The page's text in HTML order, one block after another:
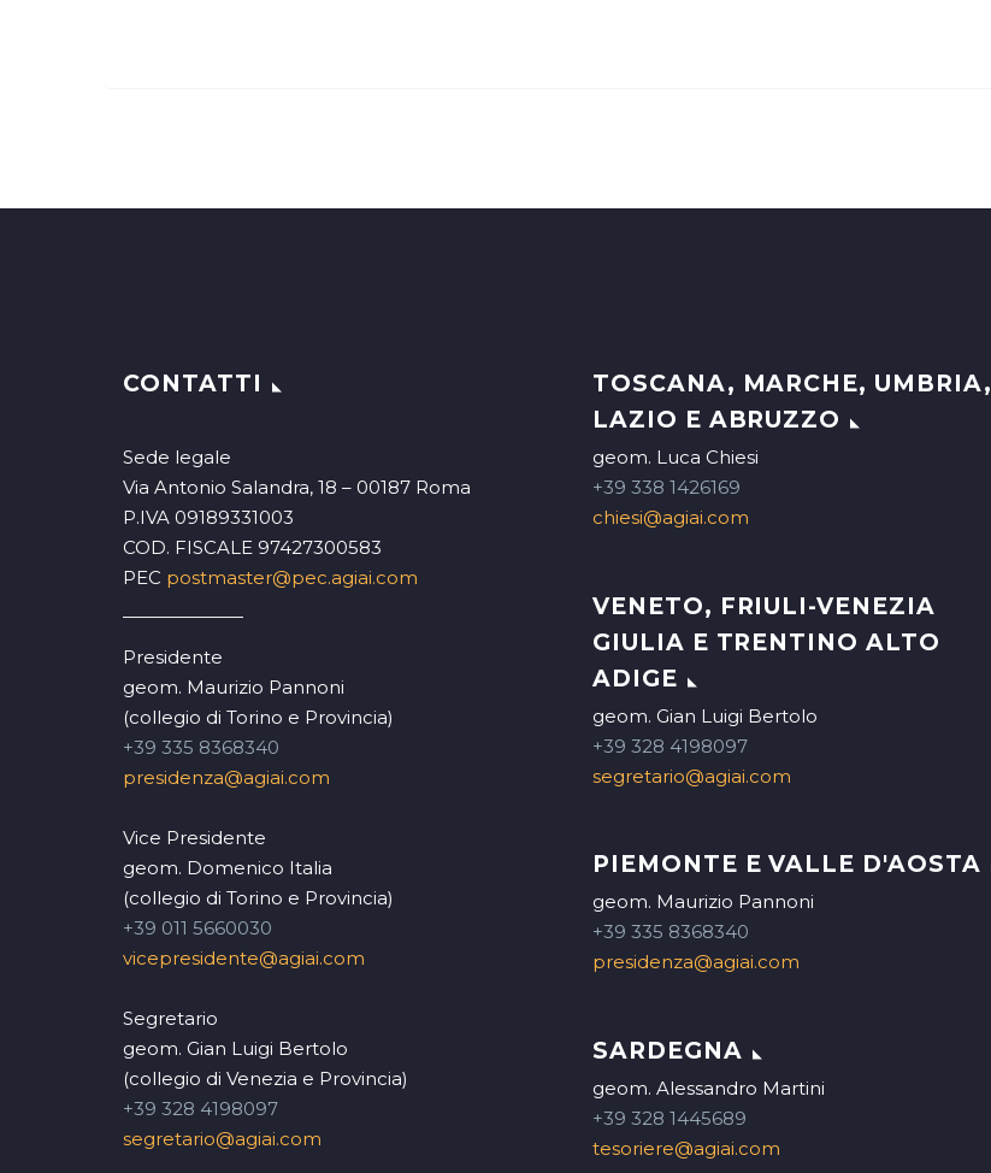
CONTATTI
Sede legale
Via Antonio Salandra, 18 – 00187 Roma
P.IVA 09189331003
COD. FISCALE 97427300583
PEC postmaster@pec.agiai.com
Presidente
geom. Maurizio Pannoni
(collegio di Torino e Provincia)
+39 335 8368340
presidenza@agiai.com
Vice Presidente
geom. Domenico Italia
(collegio di Torino e Provincia)
+39 011 5660030
vicepresidente@agiai.com
Segretario
geom. Gian Luigi Bertolo
(collegio di Venezia e Provincia)
+39 328 4198097
segretario@agiai.com
TOSCANA, MARCHE, UMBRIA,
LAZIO E ABRUZZO
geom. Luca Chiesi
+39 338 1426169
chiesi@agiai.com
VENETO, FRIULI-VENEZIA
GIULIA E TRENTINO ALTO
ADIGE
geom. Gian Luigi Bertolo
+39 328 4198097
segretario@agiai.com
PIEMONTE E VALLE D'AOSTA
geom. Maurizio Pannoni
+39 335 8368340
presidenza@agiai.com
SARDEGNA
geom. Alessandro Martini
+39 328 1445689
tesoriere@agiai.com